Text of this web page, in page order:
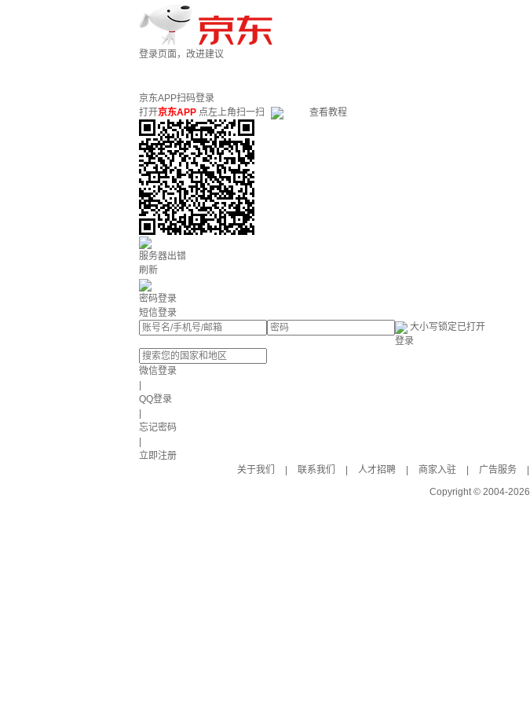
登录页面，改进建议
京东APP扫码登录
打开京东APP 点左上角扫一扫 查看教程
服务器出错
刷新
密码登录
短信登录
大小写锁定已打开
登录
微信登录
QQ登录
忘记密码
立即注册
关于我们
联系我们 人才招聘 商家入驻 广告服务
Copyright © 2004-2026